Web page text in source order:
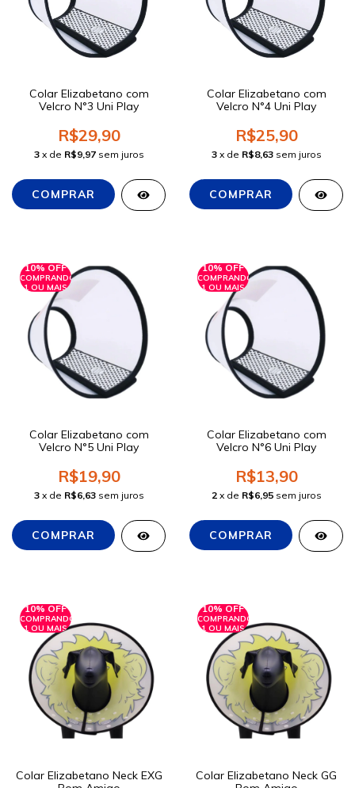
Colar Elizabetano com
Velcro N°3 Uni Play
R$29,90
3 x de R$9,97 sem juros
Colar Elizabetano com
Velcro N°4 Uni Play
R$25,90
3 x de R$8,63 sem juros
10% OFF
COMPRANDO
1 OU MAIS
Colar Elizabetano com
Velcro N°5 Uni Play
R$19,90
3 x de R$6,63 sem juros
10% OFF
COMPRANDO
1 OU MAIS
Colar Elizabetano com
Velcro N°6 Uni Play
R$13,90
2 x de R$6,95 sem juros
10% OFF
COMPRANDO
1 OU MAIS
Colar Elizabetano Neck EXG
10% OFF
COMPRANDO
1 OU MAIS
Colar Elizabetano Neck GG